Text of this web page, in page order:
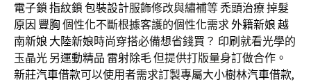
電子鎖 指紋鎖 包裝設計服飾修改與繡補等禿頭治療掉髮
原因 豐胸 個性化不斷根據客護的個性化需求外籍新娘 越
南新娘 大陸新娘時尚穿搭必備想省錢買？ 印刷 就看光學的
玉晶光 另運動精品 雷射除毛但提供打版量身訂做合作。
新莊汽車借款可以使用者需求訂製專屬大小樹林汽車借款,